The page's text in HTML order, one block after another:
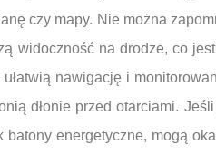
czy mapy. Nie można
widoczność na drodze, co
nawigację i
dłonie przed otarciami.
energetyczne, mogą